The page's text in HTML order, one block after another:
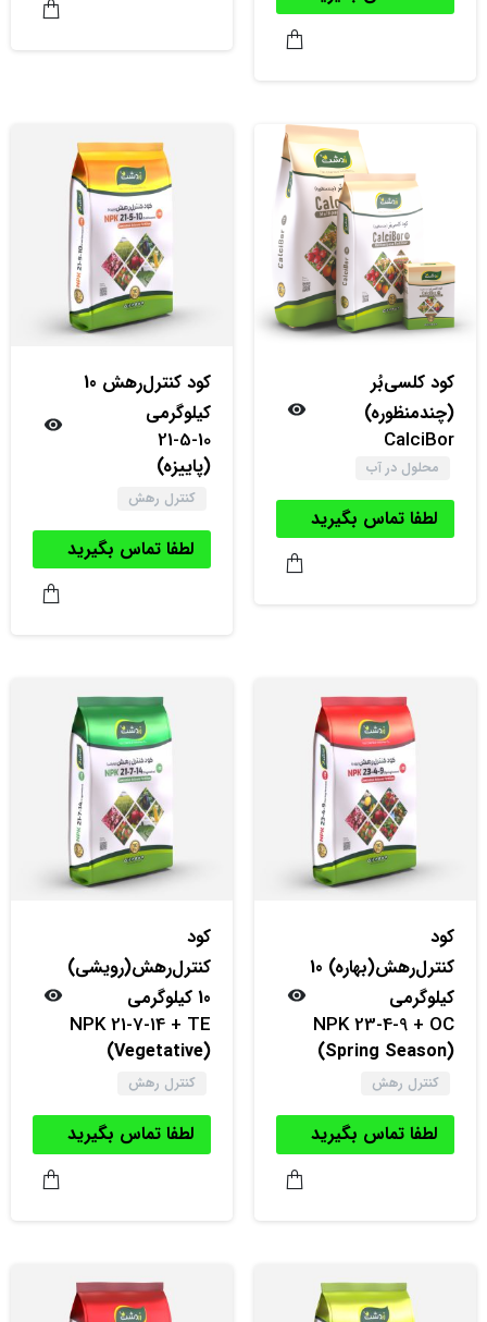
کود کلسی‌بُر
(چندمنظوره)
CalciBor
محلول در آب
لطفا تماس بگیرید
کود کنترل‌‌رهش 10
کیلوگرمی
21-5-10
(پاییزه)
کنترل رهش
لطفا تماس بگیرید
کود
کنترل‌‌رهش(بهاره) 10
کیلوگرمی
NPK 23-4-9 + OC
(Spring Season)
کنترل رهش
لطفا تماس بگیرید
کود
کنترل‌‌رهش(رویشی)
10 کیلوگرمی
NPK 21-7-14 + TE
(Vegetative)
کنترل رهش
لطفا تماس بگیرید